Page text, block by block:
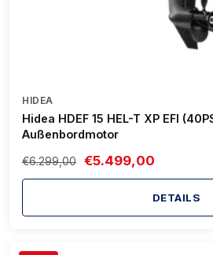
HIDEA
Hidea HDEF 15 HEL-T XP EFI
Außenbordmotor
€6.299,00 €5.499,00
DETAILS